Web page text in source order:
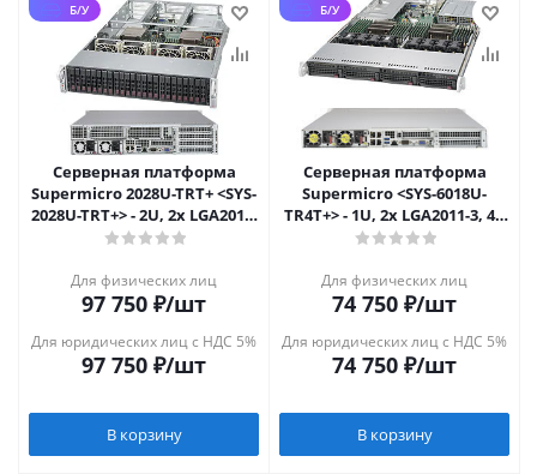
Б/У
Серверная платформа
Supermicro 2028U-TRT+ <SYS-
2028U-TRT+> - 2U, 2x LGA2011-
3, 24x 2.5", 2x10GbE
Для физических лиц
97 750 ₽/шт
Для юридических лиц с НДС 5%
97 750 ₽/шт
В корзину
Б/У
Серверная платформа
Supermicro <SYS-6018U-
TR4T+> - 1U, 2x LGA2011-3, 4x
3.5", 4x10GbE
Для физических лиц
74 750 ₽/шт
Для юридических лиц с НДС 5%
74 750 ₽/шт
В корзину